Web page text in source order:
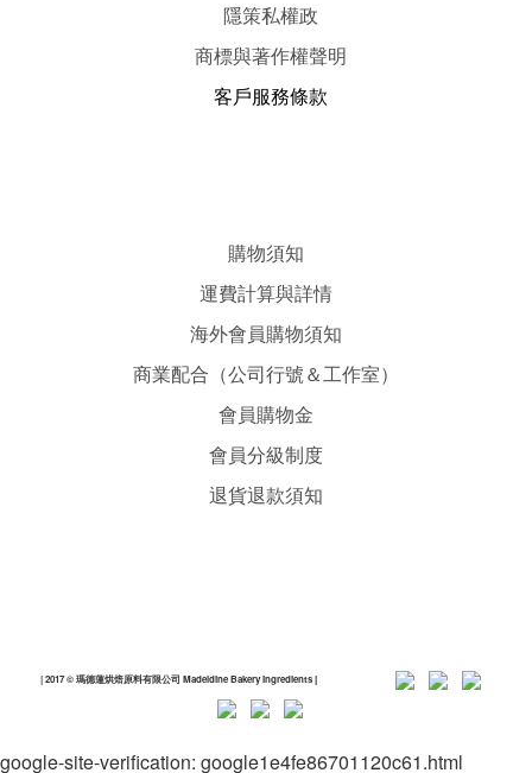
隱策私權政
商標與著作權聲明
客戶服務條款
購物須知
運費計算與詳情
海外會員購物須知
商業配合（公司行號＆工作室）
會員購物金
會員分級制度
退貨退款須知
| 2017 © 瑪德蓮烘焙原料有限公司 Madeldine Bakery Ingredients|
google-site-verification: google1e4fe86701120c61.html